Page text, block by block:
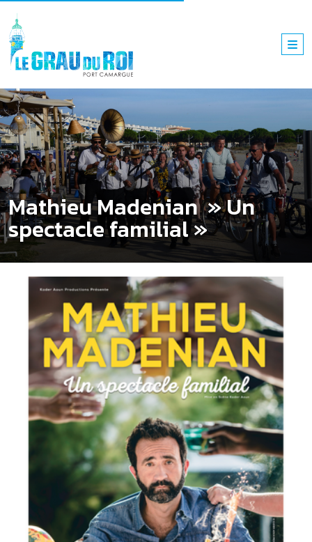
Mathieu Madenian » Un
spectacle familial »